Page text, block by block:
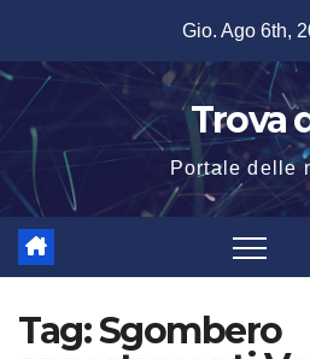
contenuto
Gio. Ago 6th,
Trova
Portale delle
Tag:Sgombero